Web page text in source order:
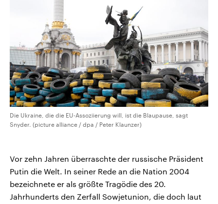
Die Ukraine, die die EU-Assoziierung will, ist die Blaupause, sagt
Snyder. (picture alliance / dpa / Peter Klaunzer)
Vor zehn Jahren überraschte der russische Präsident
Putin die Welt. In seiner Rede an die Nation 2004
bezeichnete er als größte Tragödie des 20.
Jahrhunderts den Zerfall Sowjetunion, die doch laut